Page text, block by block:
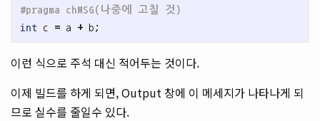
int
c = a + b ;
이런 식으로 주석 대신 적어두는 것이다.
이제 빌드를 하게 되면, Output 창에 이 메세지가 나타나게 되
므로 실수를 줄일수 있다.